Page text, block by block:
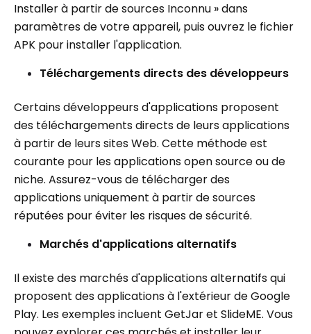
Installer à partir de sources Inconnu » dans
paramètres de votre appareil, puis ouvrez le fichier
APK pour installer l'application.
Téléchargements directs des développeurs
Certains développeurs d'applications proposent
des téléchargements directs de leurs applications
à partir de leurs sites Web. Cette méthode est
courante pour les applications open source ou de
niche. Assurez-vous de télécharger des
applications uniquement à partir de sources
réputées pour éviter les risques de sécurité.
Marchés d'applications alternatifs
Il existe des marchés d'applications alternatifs qui
proposent des applications à l'extérieur de Google
Play. Les exemples incluent GetJar et SlideME. Vous